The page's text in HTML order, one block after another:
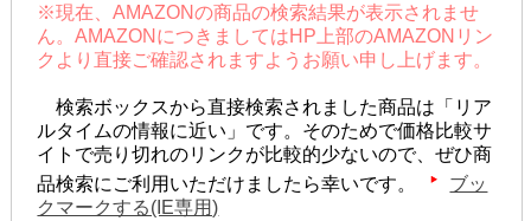
※現在、AMAZONの商品の検索結果が表示されませ
ん。AMAZONにつきましてはHP上部のAMAZONリン
クより直接ご確認されますようお願い申し上げます。
検索ボックスから直接検索されました商品は「リア
ルタイムの情報に近い」です。そのためで価格比較サ
イトで売り切れのリンクが比較的少ないので、ぜひ商
品検索にご利用いただけましたら幸いです。
ブッ
クマークする(IE専用)